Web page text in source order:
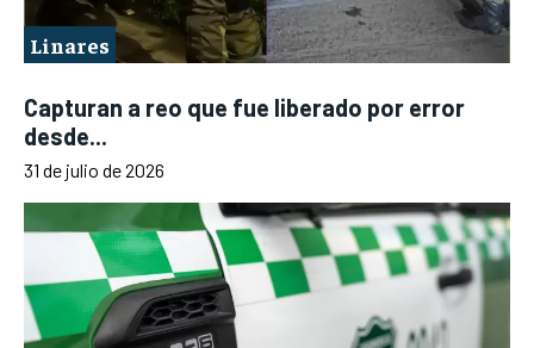
Linares
Capturan a reo que fue liberado por error
desde...
31 de julio de 2026